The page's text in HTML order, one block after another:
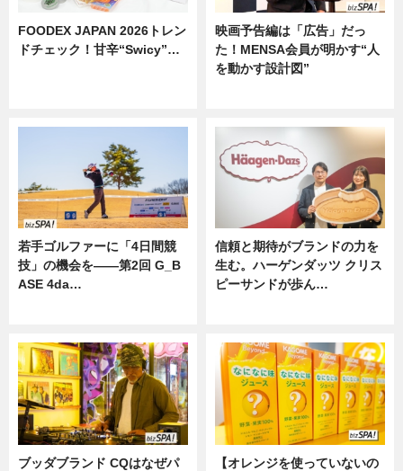
FOODEX JAPAN 2026トレン
ドチェック！甘辛“Swicy”…
映画予告編は「広告」だっ
た！MENSA会員が明かす“人
を動かす設計図”
若手ゴルファーに「4日間競
技」の機会を——第2回 G_B
ASE 4da…
信頼と期待がブランドの力を
生む。ハーゲンダッツ クリス
ピーサンドが歩ん…
ブッダブランド CQはなぜパ
【オレンジを使っていないの